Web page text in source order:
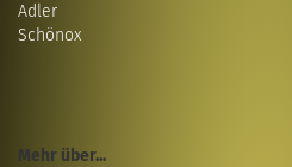
Adler
Schönox
Mehr über...